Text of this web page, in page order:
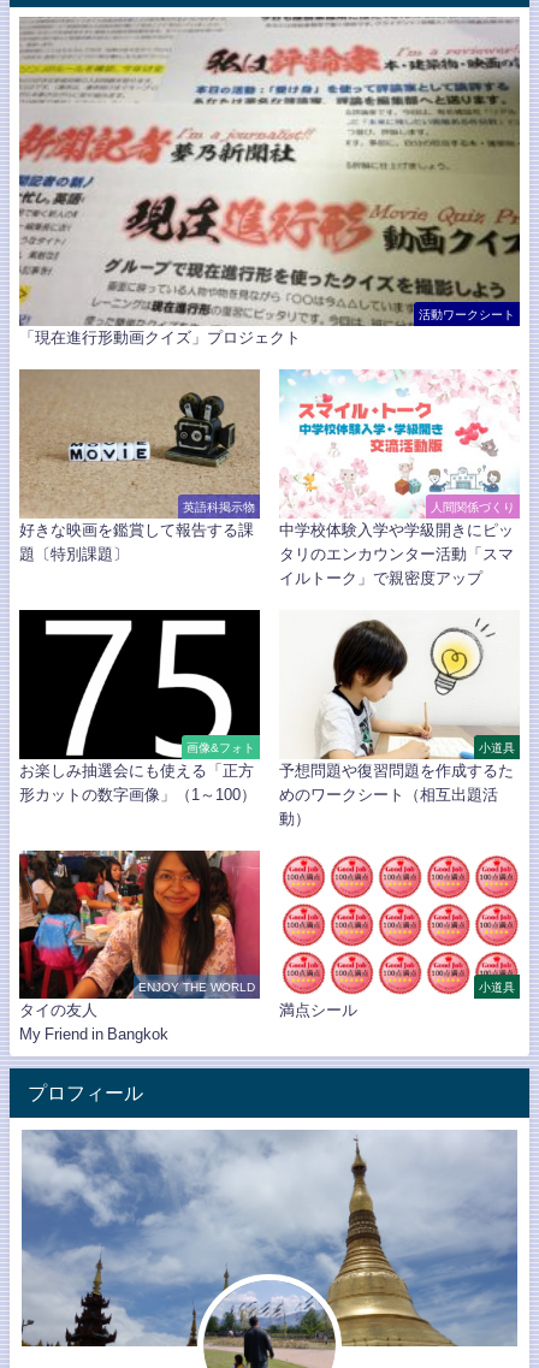
活動ワークシート
「現在進行形動画クイズ」プロジェクト
英語科掲示物
好きな映画を鑑賞して報告する課
題〔特別課題〕
人間関係づくり
中学校体験入学や学級開きにピッ
タリのエンカウンター活動「スマ
イルトーク」で親密度アップ
画像&フォト
お楽しみ抽選会にも使える「正方
形カットの数字画像」（1～100）
小道具
予想問題や復習問題を作成するた
めのワークシート（相互出題活
動）
ENJOY THE WORLD
タイの友人
My Friend in Bangkok
小道具
満点シール
プロフィール